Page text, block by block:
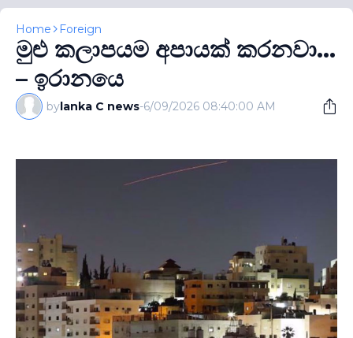
Home Foreign
මුළු කලාපයම අපායක් කරනවා...
– ඉරානයෙ
bylanka C news-6/09/2026 08:40:00 AM